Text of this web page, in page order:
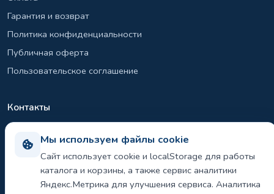
Мы используем файлы cookie
Сайт использует cookie и localStorage для работы
каталога и корзины, а также сервис аналитики
Яндекс.Метрика для улучшения сервиса. Аналитика
Гарантия и возврат
Политика конфиденциальности
Публичная оферта
Пользовательское соглашение
Контакты
+7 (495) 131-26-39
info@el-sirius.ru
МО, г. Раменское, ул. Карла Маркса
Склад: Шереметьево, Московская область